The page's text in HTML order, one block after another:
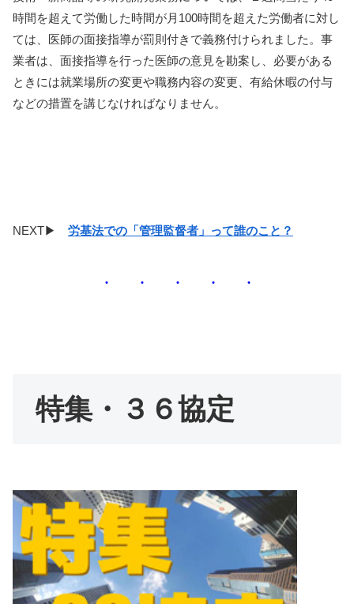
時間を超えて労働した時間が⽉100時間を超えた労働者に対し
ては、医師の⾯接指導が罰則付きで義務付けられました。事
業者は、⾯接指導を⾏った医師の意⾒を勘案し、必要がある
ときには就業場所の変更や職務内容の変更、有給休暇の付与
などの措置を講じなければなりません。
NEXT▶ 労基法での「管理監督者」って誰のこと？
・ ・ ・ ・ ・
特集・３６協定